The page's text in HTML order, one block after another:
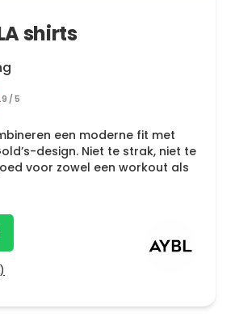
shirts
/ 5
een moderne fit met
design. Niet te strak, niet te
voor zowel een workout als